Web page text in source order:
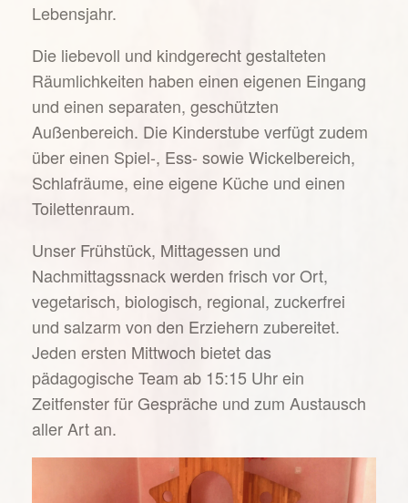
Lebensjahr.
Die liebevoll und kindgerecht gestalteten
Räumlichkeiten haben einen eigenen Eingang
und einen separaten, ge­schützten
Außenbereich. Die Kinderstube verfügt zudem
über einen Spiel-, Ess- sowie Wickelbereich,
Schlafräume, eine eigene Küche und einen
Toilettenraum.
Unser Frühstück, Mittagessen und
Nachmittagssnack werden frisch vor Ort,
vegetarisch, biologisch, regional, zuckerfrei
und salzarm von den Erziehern zubereitet.
Jeden ersten Mittwoch bietet das
pädagogische Team ab 15:15 Uhr ein
Zeitfenster für Gespräche und zum Austausch
aller Art an.